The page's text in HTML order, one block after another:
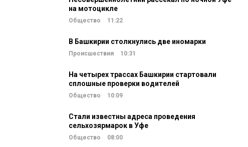
на мотоцикле
Общество 11:22
В Башкирии столкнулись две иномарки
Происшествия 10:31
На четырех трассах Башкирии стартовали
сплошные проверки водителей
Общество 10:09
Стали известны адреса проведения
сельхозярмарок в Уфе
Общество 08:00